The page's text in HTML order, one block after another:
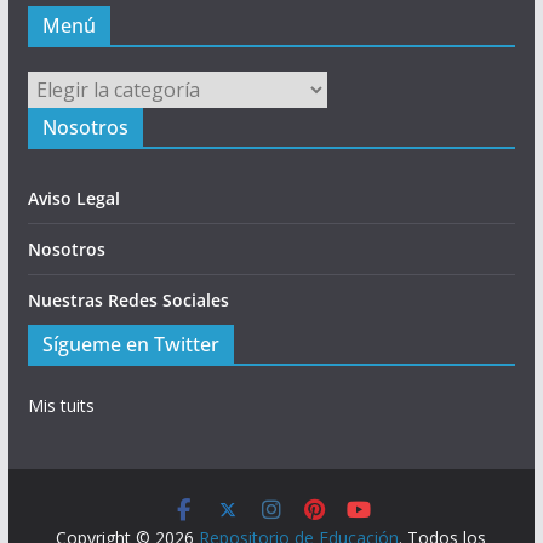
Menú
Menú
Nosotros
Aviso Legal
Nosotros
Nuestras Redes Sociales
Sígueme en Twitter
Mis tuits
Copyright © 2026 Repositorio de Educación. Todos los